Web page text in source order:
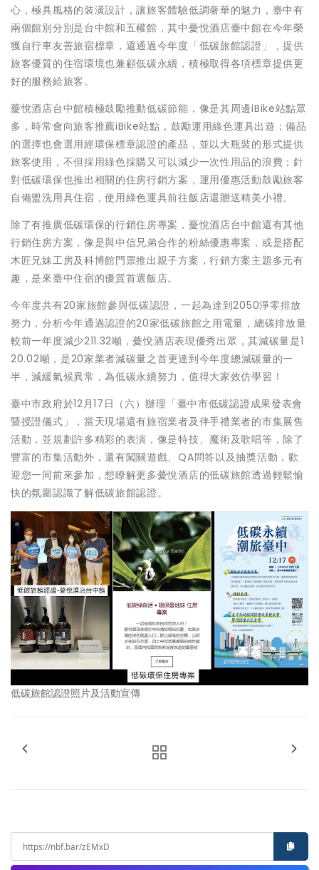
心，極具風格的裝潢設計，讓旅客體驗低調奢華的魅力，臺中有
兩個館別分別是台中館和五權館，其中薆悅酒店臺中館在今年榮
獲自行車友善旅宿標章，還通過今年度「低碳旅館認證」，提供
旅客優質的住宿環境也兼顧低碳永續，積極取得各項標章提供更
好的服務給旅客。
薆悅酒店台中館積極鼓勵推動低碳節能，像是其周邊iBike站點眾
多，時常會向旅客推薦iBike站點，鼓勵運用綠色運具出遊；備品
的選擇也會選用經環保標章認證的產品，並以大瓶裝的形式提供
旅客使用，不但採用綠色採購又可以減少一次性用品的浪費；針
對低碳環保也推出相關的住房行銷方案，運用優惠活動鼓勵旅客
自備盥洗用具住宿，使用綠色運具前往飯店還贈送精美小禮。
除了有推廣低碳環保的行銷住房專案，薆悅酒店台中館還有其他
行銷住房方案，像是與中信兄弟合作的粉絲優惠專案，或是搭配
木匠兄妹工房及科博館門票推出親子方案，行銷方案主題多元有
趣，是來臺中住宿的優質首選飯店。
今年度共有20家旅館參與低碳認證，一起為達到2050淨零排放
努力，分析今年通過認證的20家低碳旅館之用電量，總碳排放量
較前一年度減少211.32噸，薆悅酒店表現優秀出眾，其減碳量是1
20.02噸，是20家業者減碳量之首更達到今年度總減碳量的一
半，減緩氣候異常，為低碳永續努力，值得大家效仿學習！
臺中市政府於12月17日（六）辦理「臺中市低碳認證成果發表會
暨授證儀式」，當天現場還有旅宿業者及伴手禮業者的市集展售
活動，並規劃許多精彩的表演，像是特技、魔術及歌唱等，除了
豐富的市集活動外，還有闖關遊戲、QA問答以及抽獎活動，歡
迎您一同前來參加，想瞭解更多薆悅酒店的低碳旅館透過輕鬆愉
快的氛圍認識了解低碳旅館認證。
低碳旅館認證照片及活動宣傳